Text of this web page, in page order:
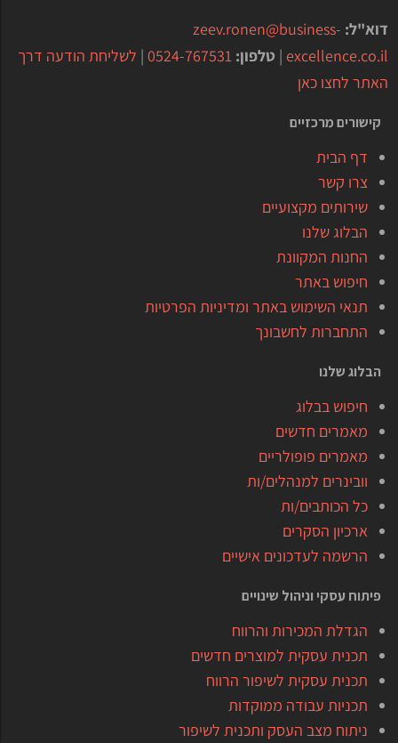
דוא"ל: zeev.ronen@business-
excellence.co.il
| טלפון: 0524-767531
| לשליחת הודעה דרך
האתר לחצו כאן
קישורים מרכזיים
דף הבית
צרו קשר
שירותים מקצועיים
הבלוג שלנו
החנות המקוונת
חיפוש באתר
תנאי השימוש באתר ומדיניות הפרטיות
התחברות לחשבונך
הבלוג שלנו
חיפוש בבלוג
מאמרים חדשים
מאמרים פופולריים
וובינרים למנהלים/ות
כל הכותבים/ות
ארכיון הסקרים
הרשמה לעדכונים אישיים
פיתוח עסקי וניהול שינויים
הגדלת המכירות והרווח
תכנית עסקית למוצרים חדשים
תכנית עסקית לשיפור הרווח
תכניות עבודה ממוקדות
ניתוח מצב העסק ותכנית לשיפור